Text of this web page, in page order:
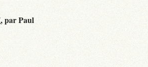
,parPaul